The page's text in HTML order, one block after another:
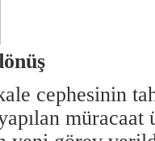
cephesinin
müracaat